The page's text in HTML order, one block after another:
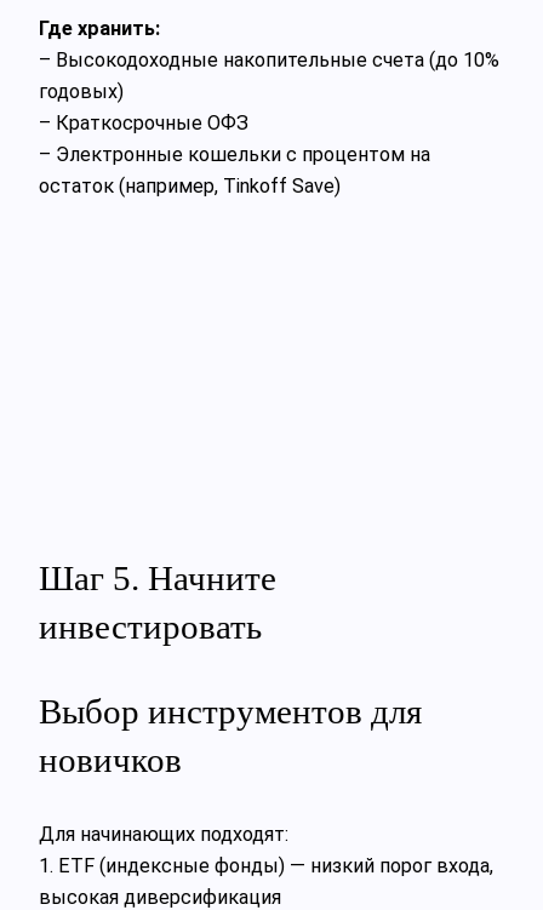
Где хранить:
– Высокодоходные накопительные счета (до 10%
годовых)
– Краткосрочные ОФЗ
– Электронные кошельки с процентом на
остаток (например, Tinkoff Save)
Шаг 5. Начните
инвестировать
Выбор инструментов для
новичков
Для начинающих подходят:
1. ETF (индексные фонды) — низкий порог входа,
высокая диверсификация